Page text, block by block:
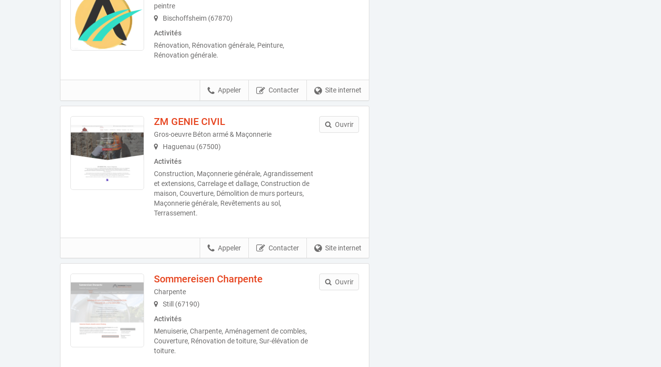
peintre
Bischoffsheim (67870)
Activités
Rénovation, Rénovation générale, Peinture,
Rénovation générale.
Site internet
Contacter
Appeler
ZM GENIE CIVIL
Gros-oeuvre Béton armé & Maçonnerie
Haguenau (67500)
Activités
Construction, Maçonnerie générale, Agrandissement
et extensions, Carrelage et dallage, Construction de
maison, Couverture, Démolition de murs porteurs,
Maçonnerie générale, Revêtements au sol,
Terrassement.
Ouvrir
Site internet
Contacter
Appeler
Sommereisen Charpente
Charpente
Still (67190)
Activités
Menuiserie, Charpente, Aménagement de combles,
Couverture, Rénovation de toiture, Sur-élévation de
toiture.
Ouvrir